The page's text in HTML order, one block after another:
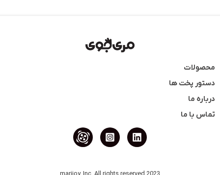
محصولات
دستور پخت ها
درباره ما
تماس با ما